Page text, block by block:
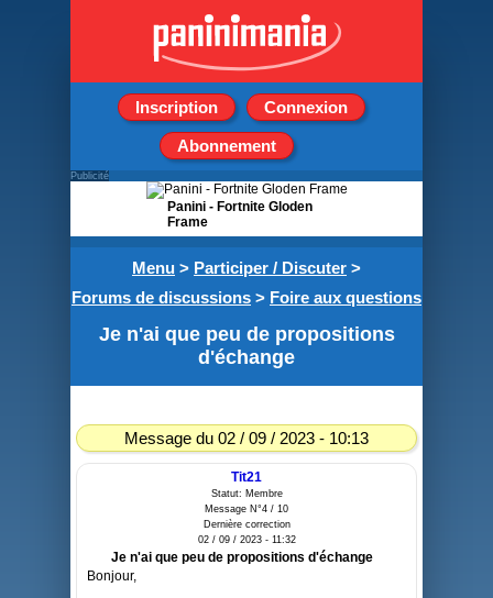
Inscription Connexion
Abonnement
Menu > Participer / Discuter >
Forums de discussions > Foire aux questions
Je n'ai que peu de propositions
d'échange
Message du 02 / 09 / 2023 - 10:13
Tit21
Statut: Membre
Message N°4 / 10
Dernière correction
02 / 09 / 2023 - 11:32
Je n'ai que peu de propositions d'échange
Bonjour,
Publicité
Panini - Fortnite Gloden
Frame
5 stickers